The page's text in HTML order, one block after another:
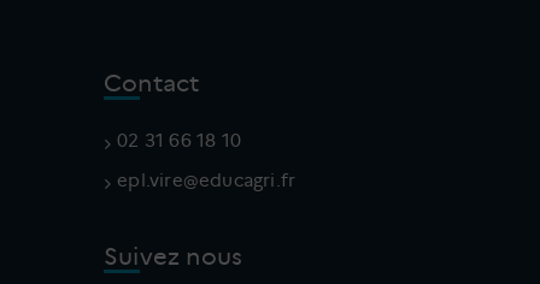
Contact
02 31 66 18 10
rf.ir
gacud
e@eri
v.lpe
Suivez nous